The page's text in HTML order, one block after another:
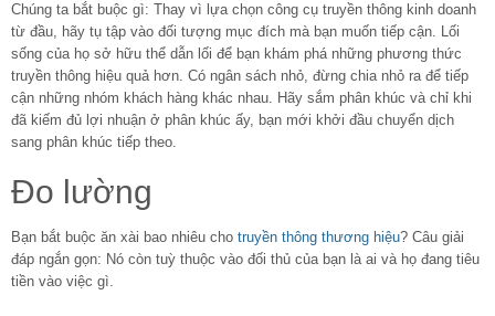
Chúng ta bắt buộc gì: Thay vì lựa chọn công cụ truyền thông kinh doanh
từ đầu, hãy tụ tập vào đối tượng mục đích mà bạn muốn tiếp cận. Lối
sống của họ sở hữu thể dẫn lối để bạn khám phá những phương thức
truyền thông hiệu quả hơn. Có ngân sách nhỏ, đừng chia nhỏ ra để tiếp
cận những nhóm khách hàng khác nhau. Hãy sắm phân khúc và chỉ khi
đã kiếm đủ lợi nhuận ở phân khúc ấy, bạn mới khởi đầu chuyển dịch
sang phân khúc tiếp theo.
Đo lường
Bạn bắt buộc ăn xài bao nhiêu cho truyền thông thương hiệu? Câu giải
đáp ngắn gọn: Nó còn tuỳ thuộc vào đối thủ của bạn là ai và họ đang tiêu
tiền vào việc gì.